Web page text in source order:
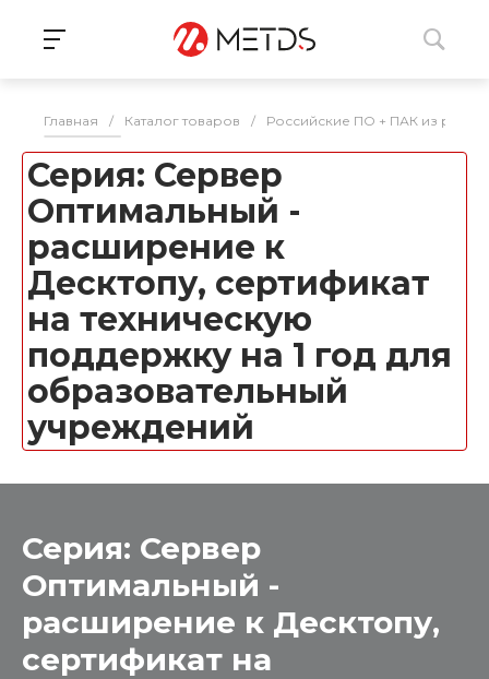
Главная / Каталог товаров / Российские ПО + ПАК из
Серия: Сервер
Оптимальный -
расширение к
Десктопу, сертификат
на техническую
поддержку на 1 год для
образовательный
учреждений
Серия: Сервер
Оптимальный -
расширение к Десктопу,
сертификат на